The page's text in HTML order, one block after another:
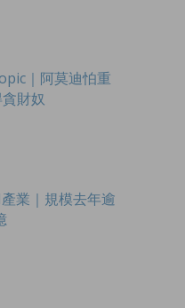
｜阿莫迪怕重
財奴
業｜規模去年逾